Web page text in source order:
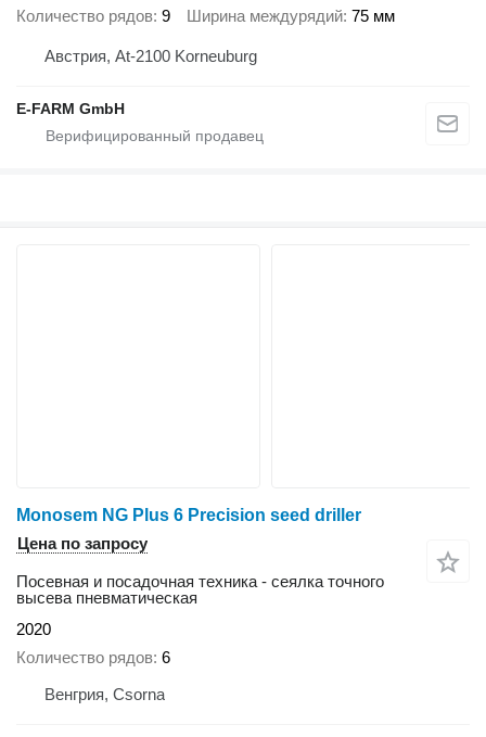
Количество рядов 9 Ширина междурядий 75 мм
Австрия, At-2100 Korneuburg
E-FARM GmbH
Monosem NG Plus 6 Precision seed driller
Цена по запросу
Посевная и посадочная техника - сеялка точного
высева пневматическая
2020
Количество рядов 6
Венгрия, Csorna